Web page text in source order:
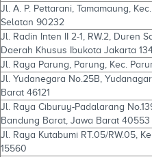
Jl. A. P. Pettarani, Tamamaung,
Selatan 90232
Jl. Radin Inten II 2-1, RW.2, Duren
Daerah Khusus Ibukota Jakarta
Jl. Raya Parung, Parung, Kec.
Jl. Yudanegara No.25B,
Barat 46121
Jl. Raya Ciburuy-Padalarang
Bandung Barat, Jawa Barat 40553
Jl. Raya Kutabumi RT.05/RW.05,
15560